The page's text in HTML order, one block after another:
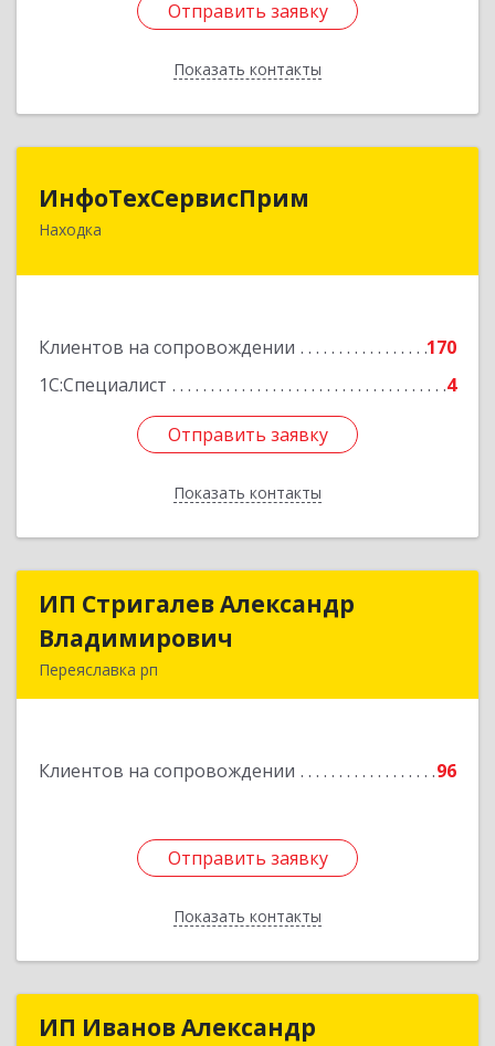
Отправить заявку
Показать контакты
Отправить заявку
Назад
ИнфоТехСервисПрим
Находка
Клиентов на сопровождении
170
1С:Специалист
4
Отправить заявку
Показать контакты
Отправить заявку
Назад
ИП Стригалев Александр
Владимирович
Переяславка рп
Клиентов на сопровождении 96
Отправить заявку
Показать контакты
ИП Стригалев Александр
Подробнее
Отправить заявку
Назад
ИП Иванов Александр
ИП Иванов Александр